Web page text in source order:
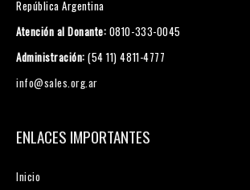
República Argentina
Atención al Donante: 0810-333-0045
Administración: (54 11) 4811-4777
info@sales.org.ar
ENLACES IMPORTANTES
Inicio